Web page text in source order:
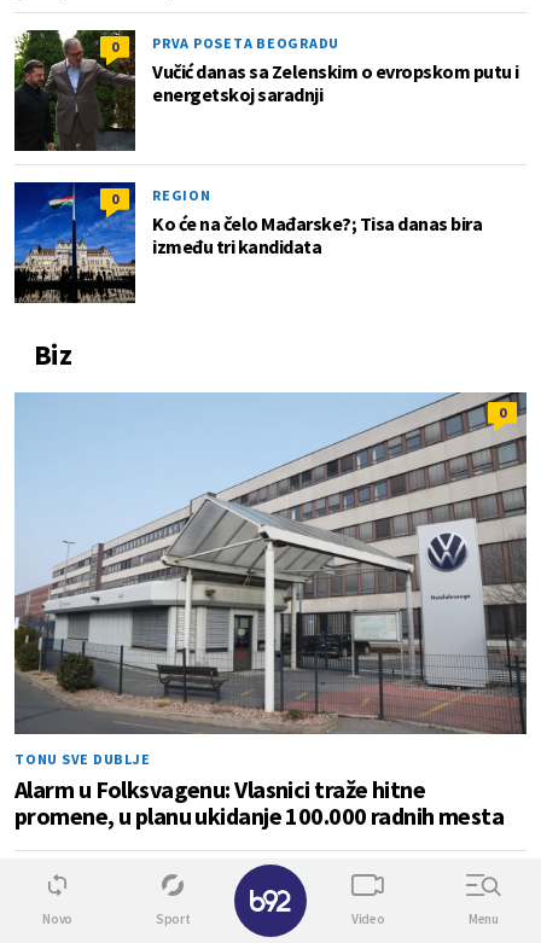
0 PRVA POSETA BEOGRADU
Vučić danas sa Zelenskim o evropskom putu i
energetskoj saradnji
0 REGION
Ko će na čelo Mađarske?; Tisa danas bira
između tri kandidata
Biz
0
TONU SVE DUBLJE
Alarm u Folksvagenu: Vlasnici traže hitne
promene, u planu ukidanje 100.000 radnih mesta
0
Novo Sport Video Menu
✕